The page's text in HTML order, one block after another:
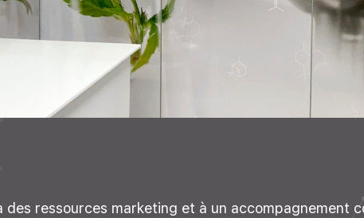
ressources marketing et à un accompagnement